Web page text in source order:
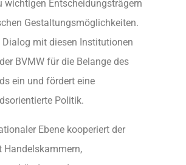
wichtigen Entscheidungsträgern
Gestaltungsmöglichkeiten.
Dialog mit diesen Institutionen
BVMW für die Belange des
ein und fördert eine
Politik.
Ebene kooperiert der
Handelskammern,